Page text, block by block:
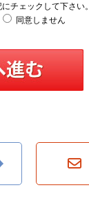
チェックして下さい。
同意しません